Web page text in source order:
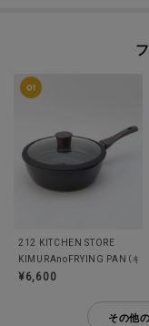
212 KITCHEN STORE
KIMURAnoFRYING PAN（キ
¥6,600
その他